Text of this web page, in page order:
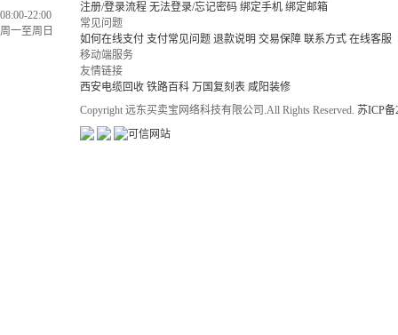
08:00-22:00
周一至周日
注册/登录流程 无法登录/忘记密码 绑定手机 绑定邮箱
常见问题
如何在线支付 支付常见问题 退款说明 交易保障 联系方式 在线客服
移动端服务
友情链接
西安电缆回收 铁路百科 万国复刻表 咸阳装修
Copyright 远东买卖宝网络科技有限公司.All Rights Reserved. 苏ICP备